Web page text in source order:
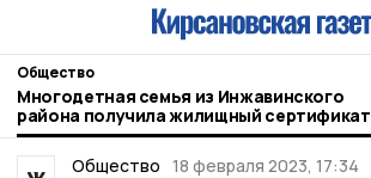
Общество
Многодетная семья из Инжавинского
района получила жилищный сертификат
Общество 18 февраля 2023, 17:34